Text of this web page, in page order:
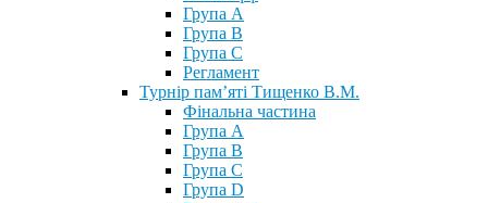
Група А
Група В
Група С
Регламент
Турнір пам’яті Тищенко В.М.
Фінальна частина
Група А
Група В
Група С
Група D